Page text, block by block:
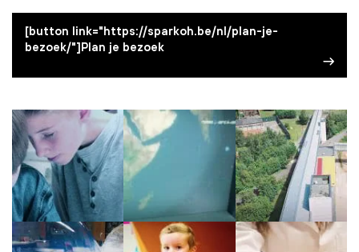
[button link="https://sparkoh.be/nl/plan-je-
bezoek/"]Plan je bezoek